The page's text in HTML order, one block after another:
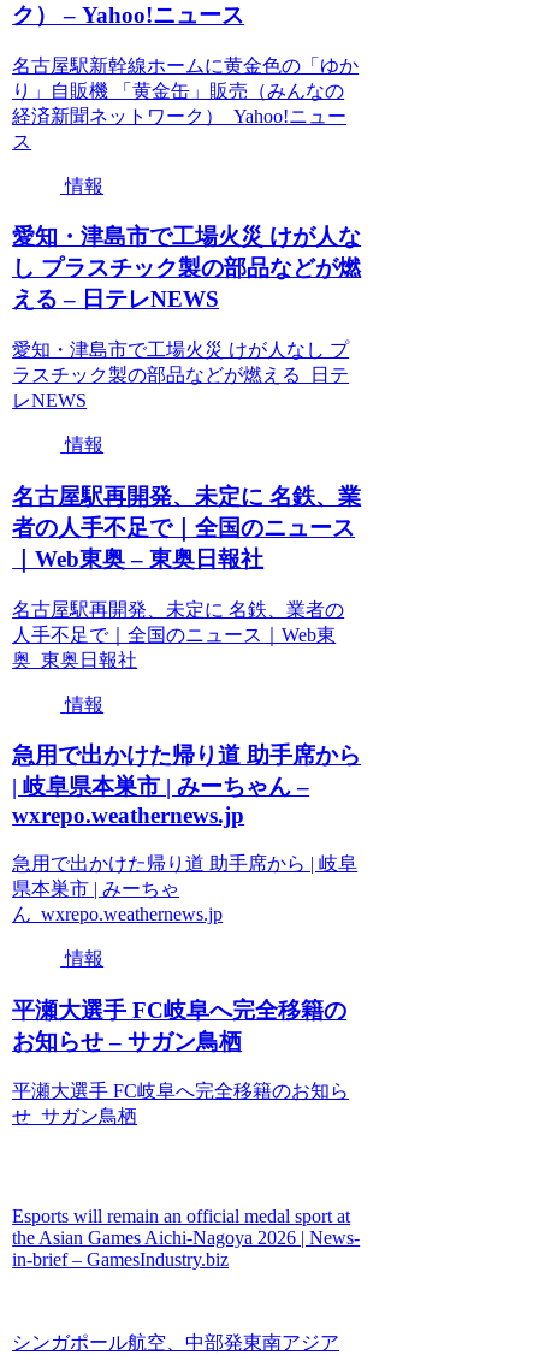
ク） – Yahoo!ニュース
名古屋駅新幹線ホームに黄金色の「ゆか
り」自販機 「黄金缶」販売（みんなの
経済新聞ネットワーク） Yahoo!ニュー
ス
情報
愛知・津島市で工場火災 けが人な
し プラスチック製の部品などが燃
える – 日テレNEWS
愛知・津島市で工場火災 けが人なし プ
ラスチック製の部品などが燃える 日テ
レNEWS
情報
名古屋駅再開発、未定に 名鉄、業
者の人手不足で｜全国のニュース
｜Web東奥 – 東奥日報社
名古屋駅再開発、未定に 名鉄、業者の
人手不足で｜全国のニュース｜Web東
奥 東奥日報社
情報
急用で出かけた帰り道 助手席から
| 岐阜県本巣市 | みーちゃん –
wxrepo.weathernews.jp
急用で出かけた帰り道 助手席から | 岐阜
県本巣市 | みーちゃ
ん wxrepo.weathernews.jp
情報
平瀬大選手 FC岐阜へ完全移籍の
お知らせ – サガン鳥栖
平瀬大選手 FC岐阜へ完全移籍のお知ら
せ サガン鳥栖
Esports will remain an official medal sport at
the Asian Games Aichi-Nagoya 2026 | News-
in-brief – GamesIndustry.biz
シンガポール航空、中部発東南アジア